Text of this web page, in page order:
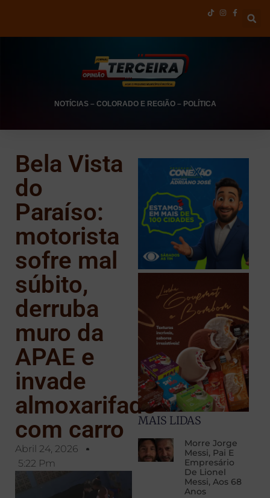
NOTÍCIAS– COLORADO E REGIÃO– POLÍTICA
Bela Vista
do
Paraíso:
motorista
sofre mal
súbito,
derruba
muro da
APAE e
invade
almoxarifado
com carro
Abril 24, 2026
5:22 Pm
MAIS LIDAS
Morre Jorge
Messi, Pai E
Empresário
De Lionel
Messi, Aos 68
Anos